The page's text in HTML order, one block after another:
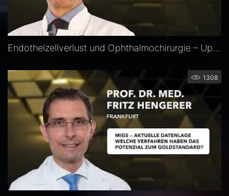
Endothelzellverlust und Ophthalmochirurgie – Update — Prof. Anselm Jünemann
1308